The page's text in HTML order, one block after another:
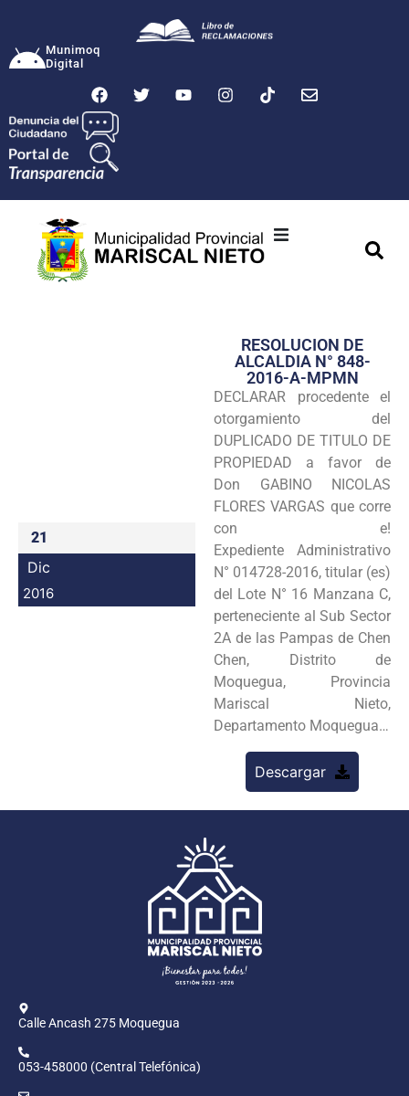
Munimoq
Digital
Transparencia
Seguridad
Programas
Intranet
21
Dic
2016
RESOLUCION DE
ALCALDIA N° 848-
2016-A-MPMN
DECLARAR procedente el
otorgamiento del
DUPLICADO DE TITULO DE
PROPIEDAD a favor de
Don GABINO NICOLAS
FLORES VARGAS que corre
con e!
Expediente Administrativo
N° 014728-2016, titular (es)
del Lote N° 16 Manzana C,
perteneciente al Sub Sector
2A de las Pampas de Chen
Chen, Distrito de
Moquegua, Provincia
Mariscal Nieto,
Departamento Moquegua…
Descargar
Calle Ancash 275 Moquegua
053-458000 (Central Telefónica)